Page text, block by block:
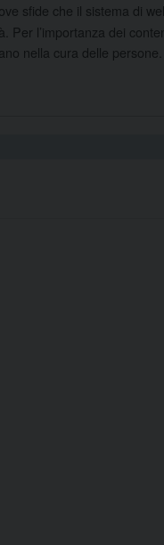
sfide che il sistema di
l’importanza dei
nella cura delle persone.